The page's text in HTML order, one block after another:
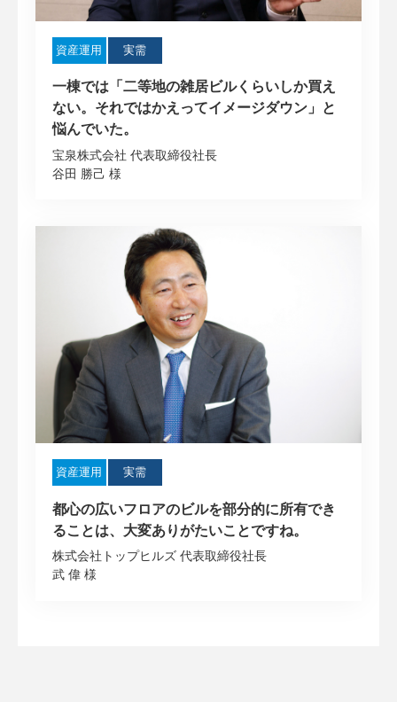
資産運用 実需
一棟では「二等地の雑居ビルくらいしか買え
ない。それではかえってイメージダウン」と
悩んでいた。
宝泉株式会社 代表取締役社長
谷田 勝己 様
資産運用 実需
都心の広いフロアのビルを部分的に所有でき
ることは、大変ありがたいことですね。
株式会社トップヒルズ 代表取締役社長
武 偉 様